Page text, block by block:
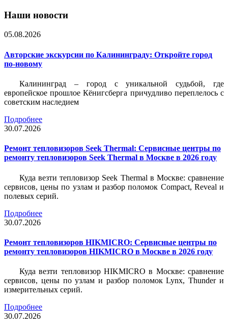
Наши новости
05.08.2026
Авторские экскурсии по Калининграду: Откройте город
по-новому
Калининград – город с уникальной судьбой, где
европейское прошлое Кёнигсберга причудливо переплелось с
советским наследием
Подробнее
30.07.2026
Ремонт тепловизоров Seek Thermal: Сервисные центры по
ремонту тепловизоров Seek Thermal в Москве в 2026 году
Куда везти тепловизор Seek Thermal в Москве: сравнение
сервисов, цены по узлам и разбор поломок Compact, Reveal и
полевых серий.
Подробнее
30.07.2026
Ремонт тепловизоров HIKMICRO: Сервисные центры по
ремонту тепловизоров HIKMICRO в Москве в 2026 году
Куда везти тепловизор HIKMICRO в Москве: сравнение
сервисов, цены по узлам и разбор поломок Lynx, Thunder и
измерительных серий.
Подробнее
30.07.2026